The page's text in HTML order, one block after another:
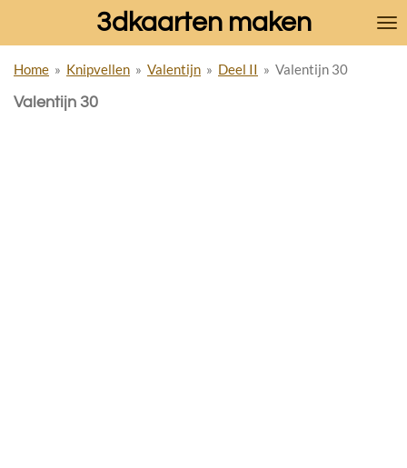
de
hoofdinhoud
3dkaarten maken
Home » Knipvellen » Valentijn » Deel II » Valentijn 30
Valentijn 30